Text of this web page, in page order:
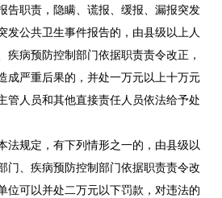
告职责，隐瞒、谎报、缓报、漏报突发
发公共卫生事件报告的，由县级以上人
疾病预防控制部门依据职责责令改正，
成严重后果的，并处一万元以上十万元
管人员和其他直接责任人员依法给予处
法规定，有下列情形之一的，由县级以
门、疾病预防控制部门依据职责责令改
位可以并处二万元以下罚款，对违法的